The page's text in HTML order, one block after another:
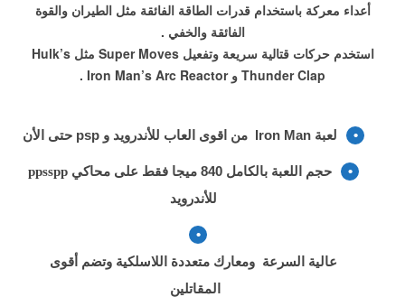
أعداء معركة باستخدام قدرات الطاقة الفائقة مثل الطيران والقوة
الفائقة والخفي .
استخدم حركات قتالية سريعة وتفعيل Super Moves مثل Hulk’s
Thunder Clap و Iron Man’s Arc Reactor .
لعبة Iron Man من اقوى العاب للأندروید و psp حتى الأن
حجم اللعبة بالكامل 840 ميجا فقط
على محاكي ppsspp
للأندروید
عالية السرعة ومعارك متعددة اللاسلكية وتضم أقوى
المقاتلين